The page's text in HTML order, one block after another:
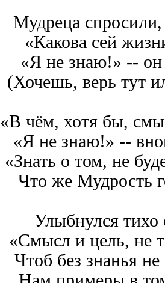
Мудреца спросили,
«Какова сей
«Я не знаю!» -- он
(Хочешь, верь тут
«В чём, хотя бы,
«Я не знаю!» --
«Знать о том, не
Что же Мудрость
Улыбнулся тихо
«Смысл и цель, не
Чтоб без знанья не